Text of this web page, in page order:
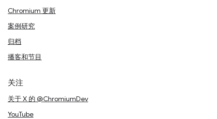
Chromium 更新
案例研究
归档
播客和节目
关注
关于 X 的 @ChromiumDev
YouTube